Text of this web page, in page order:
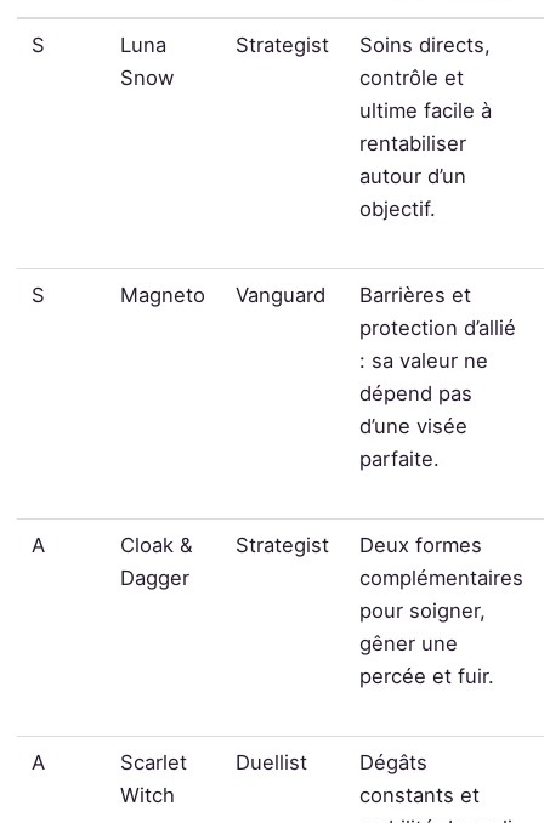
S
Luna
Snow
Strategist
Soins directs,
contrôle et
ultime facile à
rentabiliser
autour d’un
objectif.
S Magneto Vanguard
Barrières et
protection d’allié
: sa valeur ne
dépend pas
d’une visée
parfaite.
A
Cloak &
Dagger
Strategist
Deux formes
complémentaires
pour soigner,
gêner une
percée et fuir.
A
Scarlet
Witch
Duellist
Dégâts
constants et